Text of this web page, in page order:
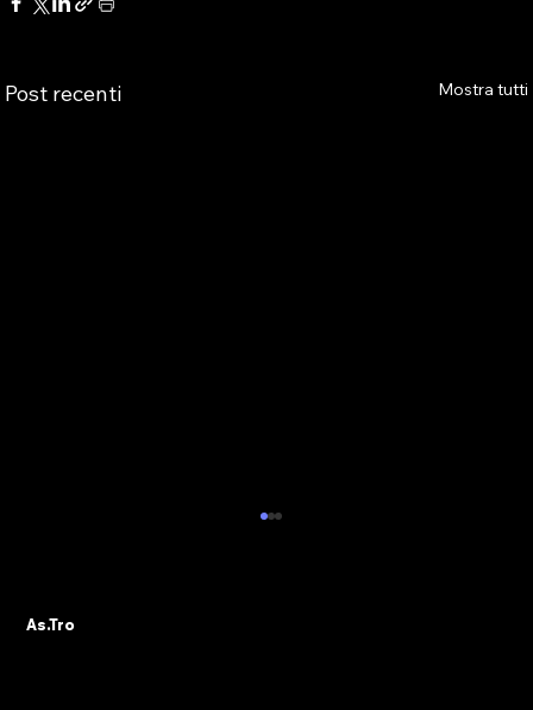
Post recenti Mostra tutti
Determinazione Direttoriale di ADM, con la
As.Tro